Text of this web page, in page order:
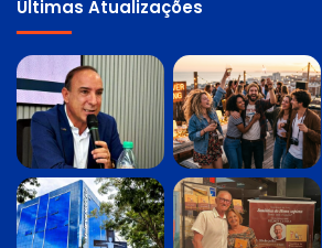
Últimas Atualizações